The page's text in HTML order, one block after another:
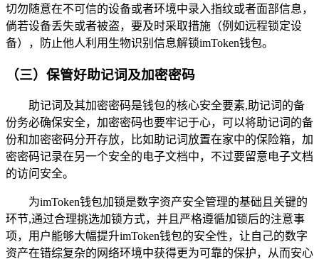
切勿随意在不可信的设备或者环境中录入指纹或者面部信息，
倘若设备丢失或者被盗，要及时采取措施（例如远程锁定设
备），防止他人利用生物识别信息解锁imToken钱包。
（三）保管好助记词及加密密码
助记词及其加密密码是钱包的核心安全要素,助记词的备
份务必确保安全，加密密码也要牢记于心，可以将助记词的备
份和加密密码分开存放，比如助记词放置在家中的保险箱，加
密密码记录在另一个安全的电子文档中，不过要留意电子文档
的访问安全。
为imToken钱包加锁是数字资产安全管理的基础且关键的
环节,通过合理挑选加锁方式，并且严格遵循加锁后的注意事
项，用户能够大幅提升imToken钱包的安全性，让自己的数字
资产在错综复杂的网络环境中获得更为可靠的保护，从而安心